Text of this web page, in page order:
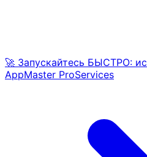
🚀 Запускайтесь БЫСТРО:
AppMaster ProServices